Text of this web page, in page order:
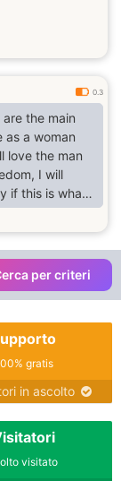
0.3
the main
as a woman
love the man
I will
if this is what
man for me
I always want
and for him
per criteri
gratis
in ascolto
visitato